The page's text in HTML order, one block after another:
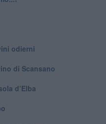
odierni
di Scansano
d’Elba